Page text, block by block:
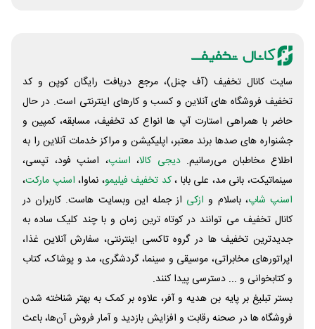
سایت کانال تخفیف (آف چنل)، مرجع دریافت رایگان کوپن و کد
تخفیف فروشگاه های آنلاین و کسب و‌ کارهای اینترنتی است. در حال
حاضر با همراهی استارت آپ ها انواع کد تخفیف، مسابقه، کمپین و
جشنواره های صدها برند معتبر، اپلیکیشن و مراکز خدمات آنلاین را به
اطلاع مخاطبان می‌رسانیم. دیجی کالا، اسنپ، اسنپ فود، تپسی،
سینماتیکت، بانی مد، علی‌ بابا ،کد تخفیف فیلیمو، نماوا، اسنپ مارکت،
اسنپ شاپ، باسلام و ازکی از جمله این وبسایت ‌هاست. کاربران در
کانال تخفیف می توانند در کوتاه ترین زمان و با چند کلیک ساده به
جدیدترین تخفیف ها در گروه تاکسی اینترنتی، سفارش آنلاین غذا،
اپراتورهای مخابراتی، موسیقی و سینما، گردشگری، مد و پوشاک، کتاب
و کتابخوانی و ... دسترسی پیدا کنند.
بستر تبلیغ بر پایه بن هدیه و آفر، علاوه بر کمک به بهتر شناخته شدن
فروشگاه ها در صحنه رقابت و افزایش بازدید و آمار فروش آن‌ها، باعث